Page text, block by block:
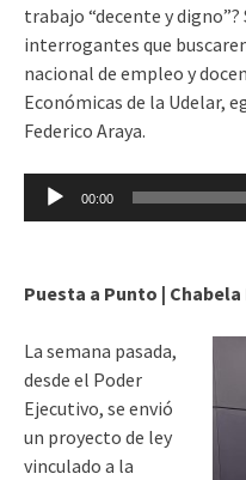
trabajo “decente y digno”?
interrogantes que
nacional de empleo y
Económicas de la Udelar,
Federico Araya.
Reproductor
00:00
Puesta a Punto | Chabela
La semana pasada,
desde el Poder
Ejecutivo, se envió
un proyecto de ley
vinculado a la